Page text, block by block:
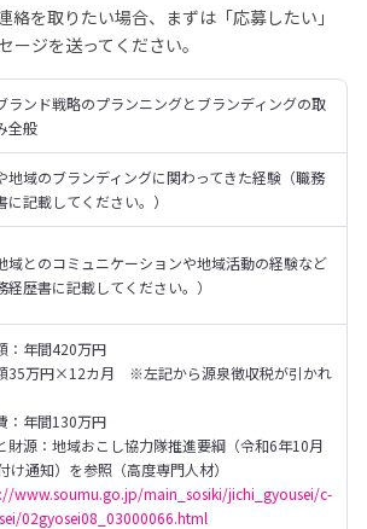
を取りたい場合、まずは「応募したい」
ージを送ってください。
ランド戦略のプランニングとブランディングの取
全般
地域のブランディングに関わってきた経験（職務
に記載してください。）
域とのコミュニケーションや地域活動の経験など
経歴書に記載してください。）
：年間420万円
額35万円×12カ月　※左記から源泉徴収税が引かれ
：年間130万円
財源：地域おこし協力隊推進要綱（令和6年10月
www.soumu.go.jp/main_sosiki/jichi_gyousei/c-
02gyosei08_03000066.html